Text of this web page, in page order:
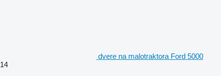
dvere na malotraktora Ford 5000
14